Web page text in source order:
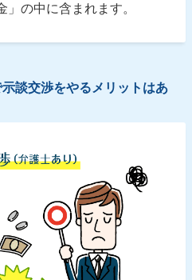
の中に含まれます。
談交渉をやるメリットはあ